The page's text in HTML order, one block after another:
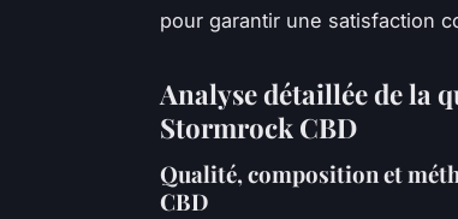
pour garantir une satisfaction
Analyse détaillée de la
Stormrock CBD
Qualité, composition et
CBD